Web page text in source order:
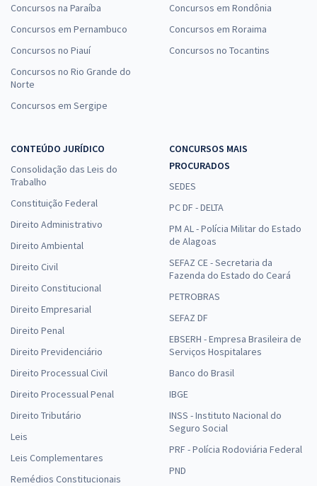
Concursos na Paraíba
Concursos em Pernambuco
Concursos no Piauí
Concursos no Rio Grande do
Norte
Concursos em Sergipe
Concursos em Rondônia
Concursos em Roraima
Concursos no Tocantins
CONTEÚDO JURÍDICO
Consolidação das Leis do
Trabalho
Constituição Federal
Direito Administrativo
Direito Ambiental
Direito Civil
Direito Constitucional
Direito Empresarial
Direito Penal
Direito Previdenciário
Direito Processual Civil
Direito Processual Penal
Direito Tributário
Leis
Leis Complementares
Remédios Constitucionais
CONCURSOS MAIS
PROCURADOS
SEDES
PC DF - DELTA
PM AL - Polícia Militar do Estado
de Alagoas
SEFAZ CE - Secretaria da
Fazenda do Estado do Ceará
PETROBRAS
SEFAZ DF
EBSERH - Empresa Brasileira de
Serviços Hospitalares
Banco do Brasil
IBGE
INSS - Instituto Nacional do
Seguro Social
PRF - Polícia Rodoviária Federal
PND